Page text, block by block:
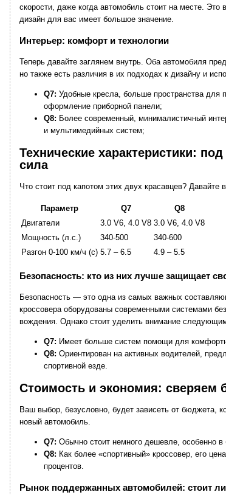
скорости, даже когда автомобиль стоит на месте. Это
дизайн для вас имеет большое значение.
Интерьер: комфорт и технологии
Теперь давайте заглянем внутрь. Оба автомобиля
но также есть различия в их подходах к дизайну и
Q7: Удобные кресла, больше пространства для
оформление приборной панели;
Q8: Более современный, минималистичный
и мультимедийных систем;
Технические характеристики:
сила
Что стоит под капотом этих двух красавцев? Давайте
Параметр Q7
Q8
Двигатели
3.0 V6, 4.0 V8 3.0 V6, 4.0 V8
Мощность (л.с.)
340-500
340-600
Разгон 0-100 км/ч (с) 5.7 – 6.5 4.9 – 5.5
Безопасность: кто из них лучше защищает
Безопасность — это одна из самых важных
кроссовера оборудованы современными системами
вождения. Однако стоит уделить внимание
Q7: Имеет больше систем помощи для
Q8: Ориентирован на активных водителей,
спортивной езде.
Стоимость и экономия: сверяем
Ваш выбор, безусловно, будет зависеть от бюджета,
новый автомобиль.
Q7: Обычно стоит немного дешевле, особенно в
Q8: Как более «спортивный» кроссовер, его
процентов.
Рынок поддержанных автомобилей: стоит